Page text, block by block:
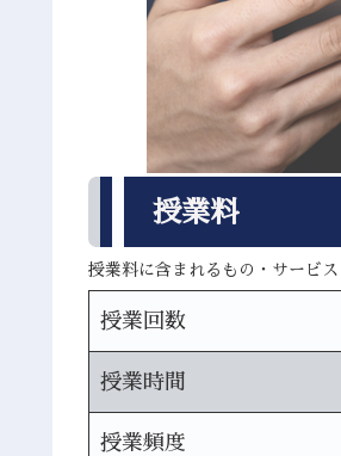
授業料
授業料に含まれるもの・サービス
授業回数
授業時間
授業頻度